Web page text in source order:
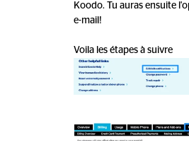
Koodo. Tu auras ensuite
e-mail!
Voila les étapes à suivre